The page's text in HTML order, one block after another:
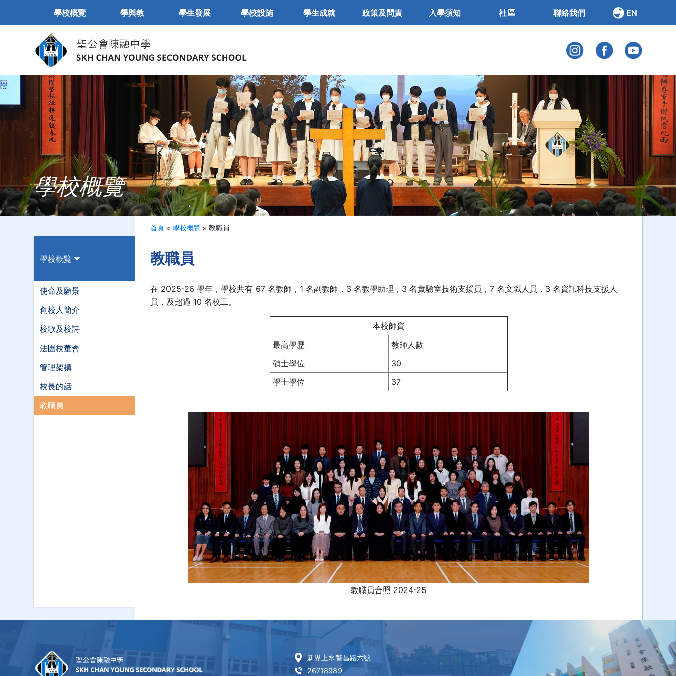
學校概覽 學與教 學生發展 學校設施 學生成就 政策及問責 入學須知 社區 聯絡我們 EN
學校概覽
學校概覽
使命及願景
創校人簡介
校歌及校詩
法團校董會
管理架構
校長的話
教職員
首頁» 學校概覽 » 教職員
教職員
在 2025-26 學年，學校共有 67 名教師，1 名副教師，3 名教學助理，3 名實驗室技術支援員，7 名文職人員，3 名資訊科技支援人
員，及超過 10 名校工。
本校師資
最高學歷
教師人數
碩士學位
30
學士學位
37
教職員合照 2024-25
新界上水智昌路六號
26718989